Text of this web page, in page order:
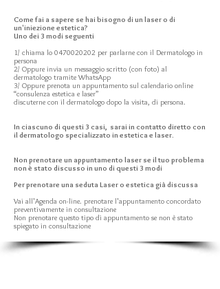
Come fai a sapere se hai bisogno di un laser o di
un'iniezione estetica?
Uno dei 3 modi seguenti
1/ chiama lo 0470020202 per parlarne con il Dermatologo in
persona
2/ Oppure invia un messaggio scritto (con foto) al
dermatologo tramite WhatsApp
3/ Oppure prenota un appuntamento sul calendario online
“consulenza estetica e laser”
discuterne con il dermatologo dopo la visita, di persona.
In ciascuno di questi 3 casi, sarai in contatto diretto con
il dermatologo specializzato in estetica e laser.
Non prenotare un appuntamento laser se il tuo problema
non è stato discusso in uno di questi 3 modi
Per prenotare una seduta Laser o estetica già discussa
Vai all'Agenda on-line. prenotare l'appuntamento concordato
preventivamente in consultazione
Non prenotare questo tipo di appuntamento se non è stato
spiegato in consultazione